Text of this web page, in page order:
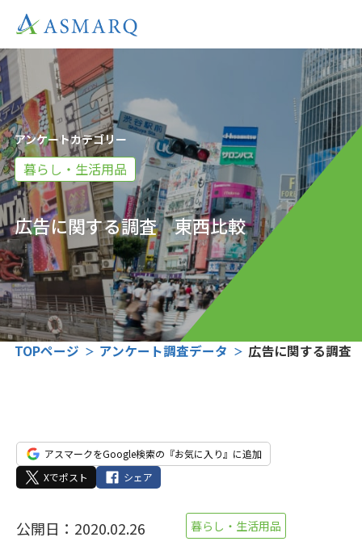
アンケートカテゴリー
暮らし・生活用品
広告に関する調査 東西比較
TOPページ アンケート調査データ 広告に関する調
アスマークをGoogle検索の『お気に入り』に追加
Xでポスト
シェア
公開日：2020.02.26 暮らし・生活用品